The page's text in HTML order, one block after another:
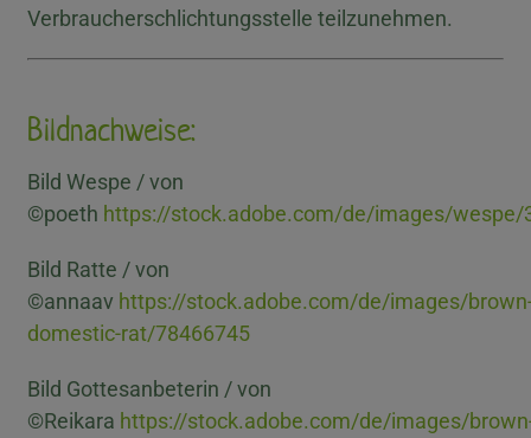
Verbraucherschlichtungsstelle teilzunehmen.
Bildnachweise:
Bild Wespe / von
©poeth https://stock.adobe.com/de/images/wespe/
Bild Ratte /von
©annaav https://stock.adobe.com/de/images/
domestic-rat/78466745
Bild Gottesanbeterin / von
©Reikara https://stock.adobe.com/de/images/